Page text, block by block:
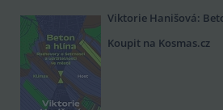
Viktorie Hanišová:
Koupit na Kosmas.cz